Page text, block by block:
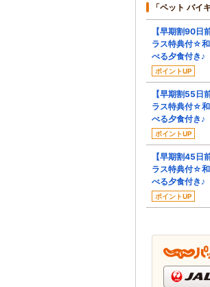
「ペット バイ
【早期割90日
ラス特典付☆
べる夕食付き♪
ポイントUP
【早期割55日
ラス特典付☆
べる夕食付き♪
ポイントUP
【早期割45日
ラス特典付☆
べる夕食付き♪
ポイントUP